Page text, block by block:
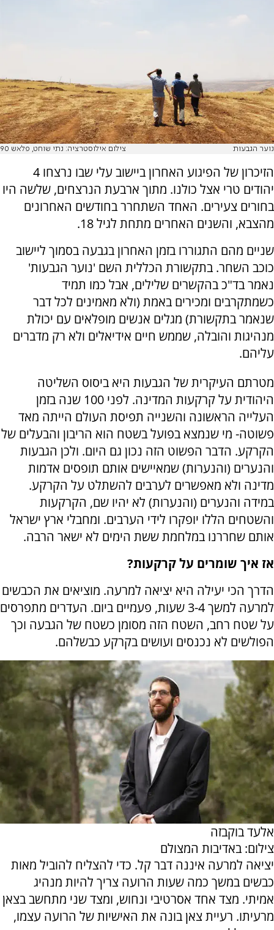
נוער הגבעות צילום אילוסטרציה: נתי שוחט, פלאש 90
הזיכרון של הפיגוע האחרון ביישוב עלי שבו נרצחו 4
יהודים טרי אצל כולנו. מתוך ארבעת הנרצחים, שלשה היו
בחורים צעירים. האחד השתחרר בחודשים האחרונים
מהצבא, והשנים האחרים מתחת לגיל 18.
שניים מהם התגוררו בזמן האחרון בגבעה בסמוך ליישוב
כוכב השחר. בתקשורת הכללית השם 'נוער הגבעות'
נאמר בד"כ בהקשרים שלילים, אבל כמו תמיד
כשמתקרבים ומכירים באמת (ולא מאמינים לכל דבר
שנאמר בתקשורת) מגלים אנשים מופלאים עם יכולת
מנהיגות והובלה, שממש חיים אידיאלים ולא רק מדברים
עליהם.
מטרתם העיקרית של הגבעות היא ביסוס השליטה
היהודית על קרקעות המדינה. לפני 100 שנה בזמן
העלייה הראשונה והשנייה תפיסת העולם הייתה מאד
פשוטה- מי שנמצא בפועל בשטח הוא הריבון והבעלים של
הקרקע. הדבר הפשוט הזה נכון גם היום. ולכן הגבעות
והנערים (והנערות) שמאיישים אותם תופסים אדמות
מדינה ולא מאפשרים לערבים להשתלט על הקרקע.
במידה והנערים (והנערות) לא יהיו שם, הקרקעות
והשטחים הללו יופקרו לידי הערבים. ומחבלי ארץ ישראל
אותם שחררנו במלחמת ששת הימים לא ישאר הרבה.
אז איך שומרים על קרקעות?
הדרך הכי יעילה היא יציאה למרעה. מוציאים את הכבשים
למרעה למשך 3-4 שעות, פעמיים ביום. העדרים מתפרסים
על שטח רחב, השטח הזה מסומן כשטח של הגבעה וכך
הפולשים לא נכנסים ועושים בקרקע כבשלהם.
אלעד בוקבזה
צילום: באדיבות המצולם
יציאה למרעה איננה דבר קל. כדי להצליח להוביל מאות
כבשים במשך כמה שעות הרועה צריך להיות מנהיג
אמיתי. מצד אחד אסרטיבי ונחוש, ומצד שני מתחשב בצאן
מרעיתו. רעיית צאן בונה את האישיות של הרועה עצמו,